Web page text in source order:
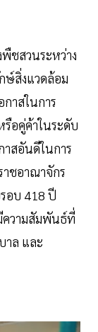
ชสวนระหว่าง
ษ์สิ่งแวดล้อม
าสในการ
อคู่ค้าในระดับ
าสอันดีในการ
าชอาณาจักร
อบ 418 ปี
ความสัมพันธ์ที่
าล และ